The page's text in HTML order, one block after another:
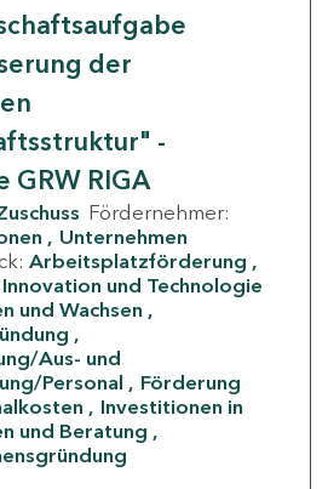
der
-
GRW RIGA
Fördernehmer:
Unternehmen
Arbeitsplatzförderung
Innovation und Technologie
und Wachsen
Aus- und
Personal
Förderung
Investitionen in
und Beratung